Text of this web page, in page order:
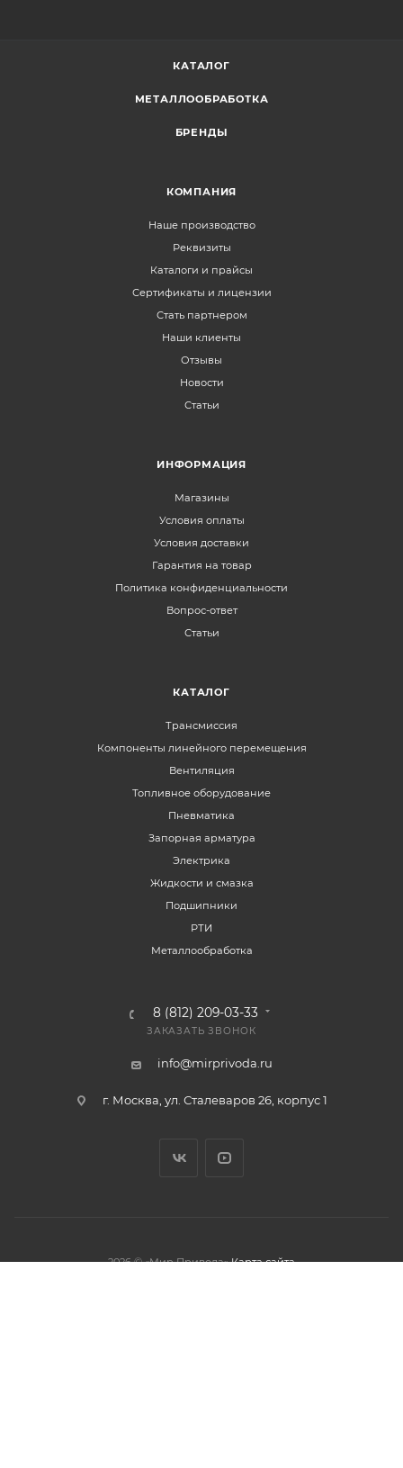
КАТАЛОГ
МЕТАЛЛООБРАБОТКА
БРЕНДЫ
КОМПАНИЯ
Наше производство
Реквизиты
Каталоги и прайсы
Сертификаты и лицензии
Стать партнером
Наши клиенты
Отзывы
Новости
Статьи
ИНФОРМАЦИЯ
Магазины
Условия оплаты
Условия доставки
Гарантия на товар
Политика конфиденциальности
Вопрос-ответ
Статьи
КАТАЛОГ
Трансмиссия
Компоненты линейного перемещения
Вентиляция
Топливное оборудование
Пневматика
Запорная арматура
Электрика
Жидкости и смазка
Подшипники
РТИ
Металлообработка
8 (812) 209-03-33
ЗАКАЗАТЬ ЗВОНОК
info@mirprivoda.ru
г. Москва, ул. Сталеваров 26, корпус 1
2026 © «Мир Привода» Карта сайта